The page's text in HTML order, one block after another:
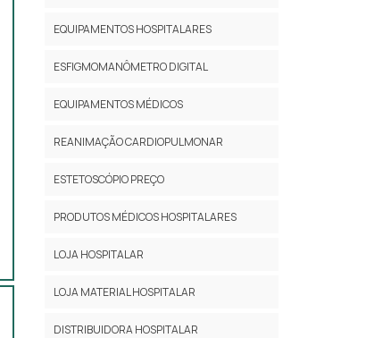
EQUIPAMENTOS HOSPITALARES
ESFIGMOMANÔMETRO DIGITAL
EQUIPAMENTOS MÉDICOS
REANIMAÇÃO CARDIOPULMONAR
ESTETOSCÓPIO PREÇO
PRODUTOS MÉDICOS HOSPITALARES
LOJA HOSPITALAR
LOJA MATERIAL HOSPITALAR
DISTRIBUIDORA HOSPITALAR